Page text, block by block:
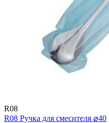
R08
R08 Ручка для смесителя ⌀40